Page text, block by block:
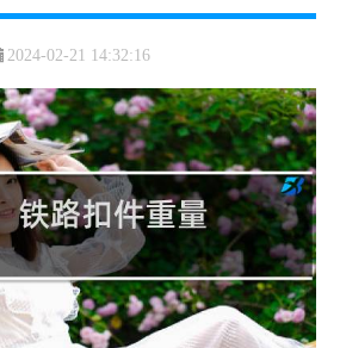
2024-02-21 14:32:16